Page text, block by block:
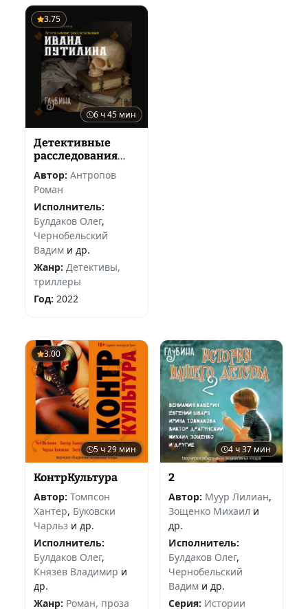
3.75
6 ч 45 мин
Детективные
расследования
Ивана Путилина
Автор: Антропов
Роман
Исполнитель:
Булдаков Олег,
Чернобельский
Вадим и др.
Жанр: Детективы,
триллеры
Год: 2022
3.00
5 ч 29 мин
КонтрКультура
Автор: Томпсон
Хантер, Буковски
Чарльз и др.
Исполнитель:
Булдаков Олег,
Князев Владимир и
др.
Жанр: Роман, проза
4 ч 37 мин
2
Автор: Муур Лилиан,
Зощенко Михаил и
др.
Исполнитель:
Булдаков Олег,
Чернобельский
Вадим и др.
Серия: Истории